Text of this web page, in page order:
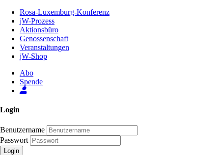
Inhalt
Seite
Rosa-Luxemburg-Konferenz
jW-Prozess
Aktionsbüro
Genossenschaft
Veranstaltungen
jW-Shop
Abo
Spende
Login
Benutzername
Passwort
Login